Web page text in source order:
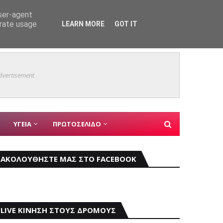
ΑΣΤΥΝΟΜΙΚΑ
ΥΓΕΙΑ ΠΡΩΤΟΣΕΛΙΔΟ
ΑΚΟΛΟΥΘΗΣΤΕ ΜΑΣ ΣΤΟ FACEBOOK
LIVE ΚΙΝΗΣΗ ΣΤΟΥΣ ΔΡΟΜΟΥΣ
agent
usage
LEARN MORE GOT IT